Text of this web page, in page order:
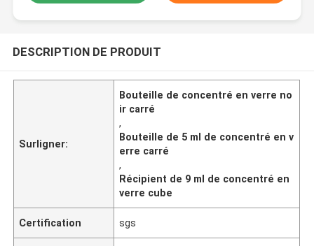
DESCRIPTION DE PRODUIT
Surligner:
Bouteille de concentré en verre no
ir carré
,
Bouteille de 5 ml de concentré en v
erre carré
,
Récipient de 9 ml de concentré en
verre cube
Certification sgs